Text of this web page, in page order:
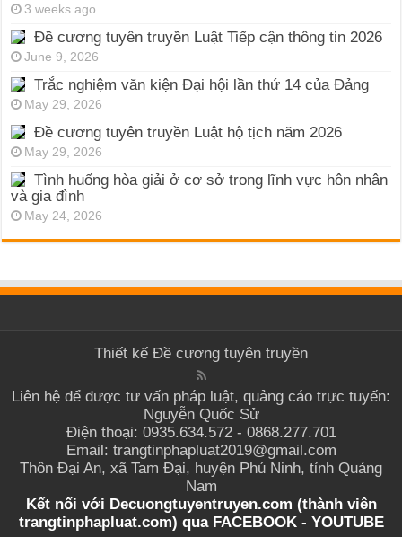
3 weeks ago
Đề cương tuyên truyền Luật Tiếp cận thông tin 2026
June 9, 2026
Trắc nghiệm văn kiện Đại hội lần thứ 14 của Đảng
May 29, 2026
Đề cương tuyên truyền Luật hộ tịch năm 2026
May 29, 2026
Tình huống hòa giải ở cơ sở trong lĩnh vực hôn nhân
và gia đình
May 24, 2026
Thiết kế Đề cương tuyên truyền
Liên hệ để được tư vấn pháp luật, quảng cáo trực tuyến:
Nguyễn Quốc Sử
Điện thoại: 0935.634.572 - 0868.277.701
Email: trangtinphapluat2019@gmail.com
Thôn Đại An, xã Tam Đại, huyện Phú Ninh, tỉnh Quảng
Nam
Kết nối với Decuongtuyentruyen.com (thành viên
trangtinphapluat.com) quaFACEBOOK- YOUTUBE